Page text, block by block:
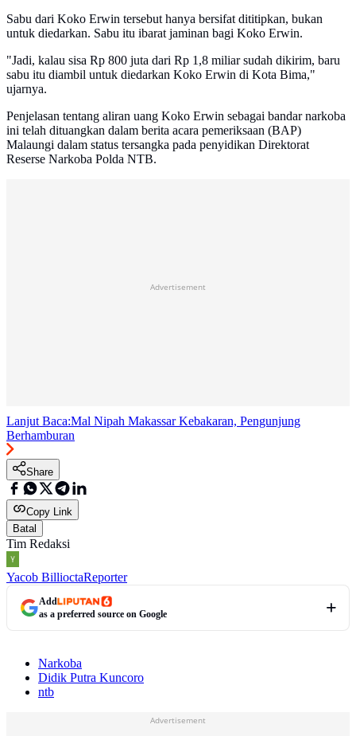
Sabu dari Koko Erwin tersebut hanya bersifat dititipkan, bukan
untuk diedarkan. Sabu itu ibarat jaminan bagi Koko Erwin.
"Jadi, kalau sisa Rp 800 juta dari Rp 1,8 miliar sudah dikirim, baru
sabu itu diambil untuk diedarkan Koko Erwin di Kota Bima,"
ujarnya.
Penjelasan tentang aliran uang Koko Erwin sebagai bandar narkoba
ini telah dituangkan dalam berita acara pemeriksaan (BAP)
Malaungi dalam status tersangka pada penyidikan Direktorat
Reserse Narkoba Polda NTB.
Advertisement
Lanjut Baca:Mal Nipah Makassar Kebakaran, Pengunjung
Berhamburan
Share
Copy Link
Batal
Tim Redaksi
Yacob BillioctaReporter
Add
as a preferred source on Google
Narkoba
Didik Putra Kuncoro
ntb
Advertisement